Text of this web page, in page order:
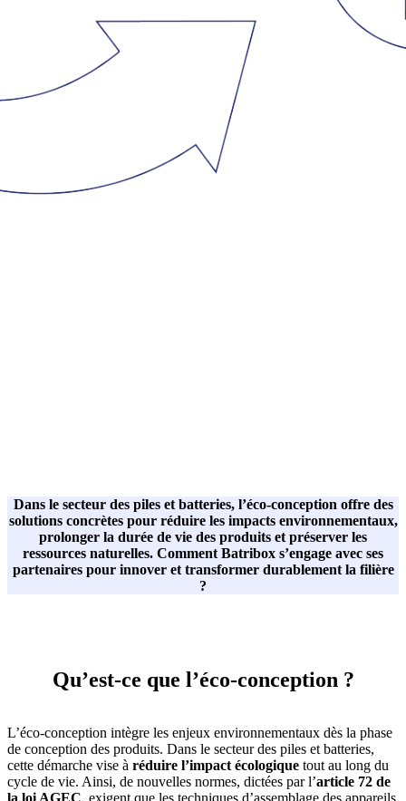
Dans le secteur des piles et batteries, l’éco-conception offre des
solutions concrètes pour réduire les impacts environnementaux,
prolonger la durée de vie des produits et préserver les
ressources naturelles. Comment Batribox s’engage avec ses
partenaires pour innover et transformer durablement la filière
?
Qu’est-ce que l’éco-conception ?
L’éco-conception intègre les enjeux environnementaux dès la phase
de conception des produits. Dans le secteur des piles et batteries,
cette démarche vise à réduire l’impact écologique tout au long du
cycle de vie. Ainsi, de nouvelles normes, dictées par l’article 72 de
la loi AGEC, exigent que les techniques d’assemblage des appareils